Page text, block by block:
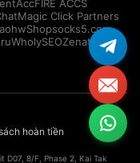
FIRE ACCS
Magic Click Partners
Shopsocks5.com
WholySEOZenattica
hoàn tiền
D07, 8/F, Phase 2, Kai Tak